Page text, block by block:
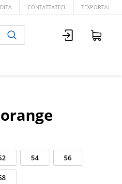
CONTATTATECI TEXPORTAL
54 56